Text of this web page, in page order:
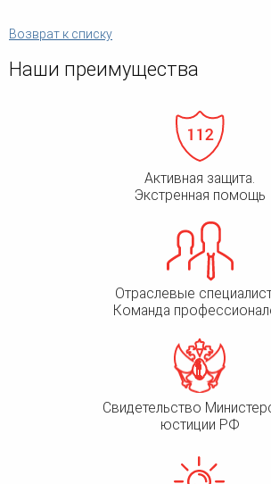
Возврат к списку
Наши преимущества
Активная защита.
Экстренная помощь
Отраслевые
Команда
Свидетельство
юстиции РФ